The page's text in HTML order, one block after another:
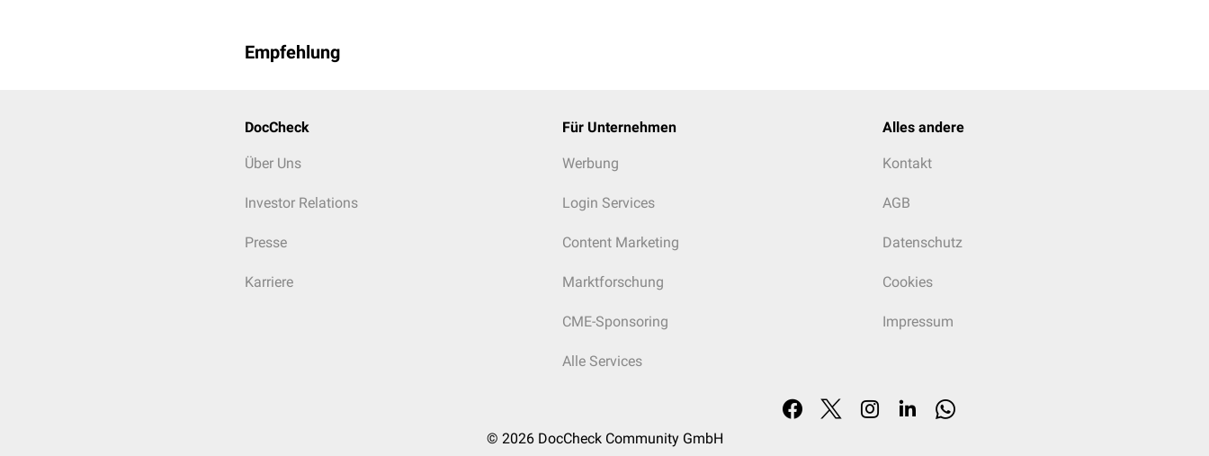
Empfehlung
DocCheck
Über Uns
Investor Relations
Presse
Karriere
Für Unternehmen
Werbung
Login Services
Content Marketing
Marktforschung
CME-Sponsoring
Alle Services
Alles andere
Kontakt
AGB
Datenschutz
Cookies
Impressum
© 2026 DocCheck Community GmbH